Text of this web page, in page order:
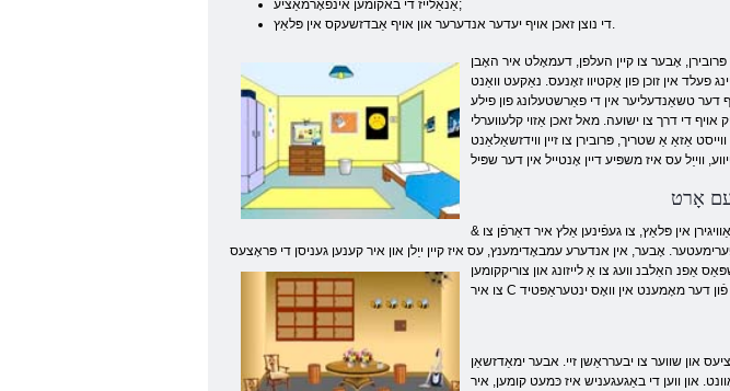
אַנאַלייז די באקומען אינפֿאָרמאַציע;
די נוצן זאכן אויף יעדער אנדערער און אויף אַבדזשעקס אין פּלאַץ.
פּרובירן, אָבער צו קיין העלפן, דעמאָלט איר האָבן
פעלד אין זוכן פון אַקטיוו זאָנעס. נאַקעט וואַנט
טשאַנדעליער אין די פאַרשטעלונג פון פילע
די דרך צו ישועה. מאל זאכן אַזוי קלעווערלי
אַזאַ אַ שטריך, פּרובירן צו זיין ווידזשאַלאַנט
אָרט
& נבספּ; עטלעכע טויז איר שפּילן צו אַנטלויפן אַ לימיטעד צייַט, וואָס איר מוזן האָבן צייַט צו נאַוויגירן אין פּלאַץ, צו געפֿינען אַלץ איר דאַרפֿן צו
אָבער, אין אנדערע עמבאָדימענץ, עס איז קיין ייַלן און איר קענען געניסן די פּראָצעס
אַפנ האַלבנ וועג צו אַ לייזונג און צוריקקומען
און שווער צו יבערראַשן זיי. אבער ימאַדזשאַן
און ווען די באַגעגעניש איז כּמעט קומען, איר